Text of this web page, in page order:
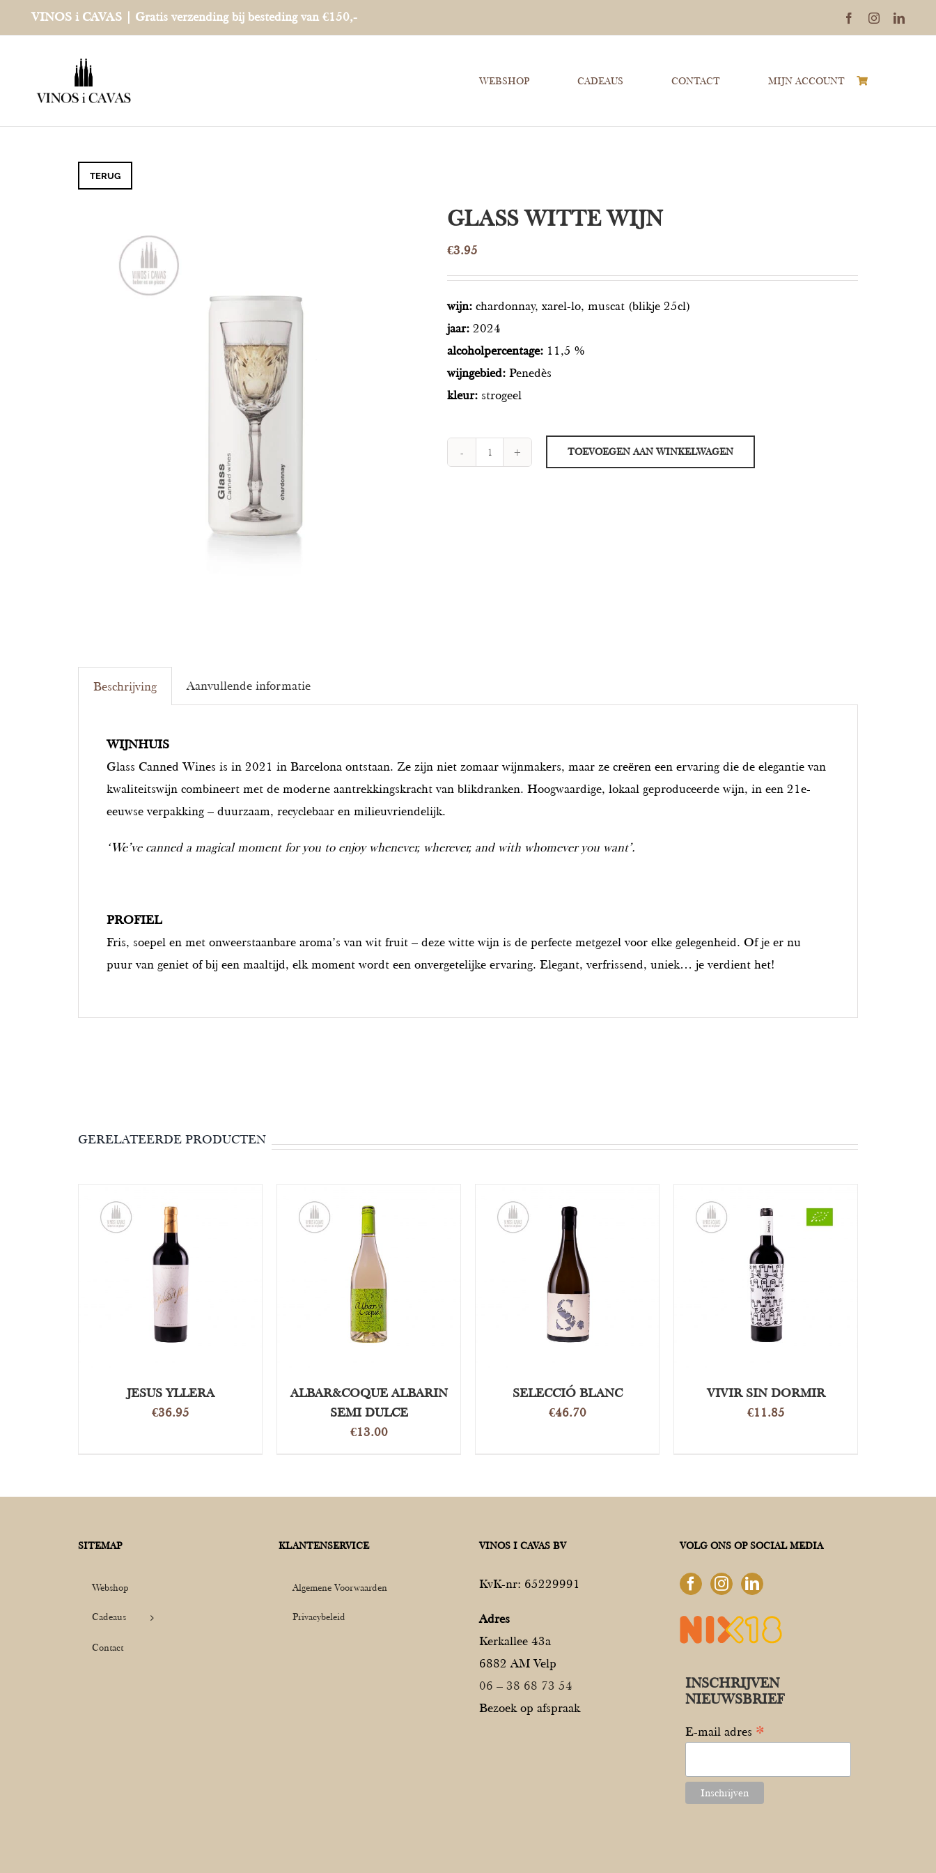
naar
VINOS i CAVAS | Gratis verzending bij besteding van €150,- FacebookInstagram
WEBSHOP CADEAUS CONTACT MIJN ACCOUNT
TERUG
GLASS WITTE WIJN
€3.95
wijn: chardonnay, xarel-lo, muscat (blikje 25cl)
jaar: 2024
alcoholpercentage: 11,5 %
wijngebied: Penedès
kleur: strogeel
TOEVOEGEN AAN WINKELWAGEN
Beschrijving Aanvullende informatie
WIJNHUIS
Glass Canned Wines is in 2021 in Barcelona ontstaan. Ze zijn niet zomaar wijnmakers, maar ze creëren een ervaring die de elegantie van
kwaliteitswijn combineert met de moderne aantrekkingskracht van blikdranken. Hoogwaardige, lokaal geproduceerde wijn, in een 21e-
eeuwse verpakking – duurzaam, recyclebaar en milieuvriendelijk.
‘We’ve canned a magical moment for you to enjoy whenever, wherever, and with whomever you want’.
PROFIEL
Fris, soepel en met onweerstaanbare aroma’s van wit fruit – deze witte wijn is de perfecte metgezel voor elke gelegenheid. Of je er nu
puur van geniet of bij een maaltijd, elk moment wordt een onvergetelijke ervaring. Elegant, verfrissend, uniek… je verdient het!
GERELATEERDE PRODUCTEN
OPTIES SELECTEREN
DETAILS
JESUS YLLERA
€36.95
OPTIES SELECTEREN
DETAILS
ALBAR&COQUE ALBARIN
SEMI DULCE
€13.00
OPTIES SELECTEREN
DETAILS
SELECCIÓ BLANC
€46.70
OPTIES SELECTEREN
DETAILS
VIVIR SIN DORMIR
€11.85
SITEMAP
Webshop
Cadeaus
Contact
KLANTENSERVICE
Algemene Voorwaarden
Privacybeleid
VINOS I CAVAS BV
KvK-nr: 65229991
Adres
Kerkallee 43a
6882 AM Velp
06 – 38 68 73 54
Bezoek op afspraak
VOLG ONS OP SOCIAL MEDIA
INSCHRIJVEN
NIEUWSBRIEF
E-mail adres *